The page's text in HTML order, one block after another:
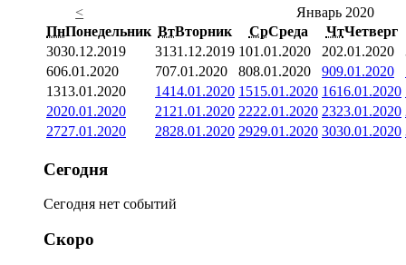
<
Январь 2020
ПнПонедельник ВтВторник СрСреда ЧтЧетверг
3030.12.2019 3131.12.2019 101.01.2020 202.01.2020
606.01.2020 707.01.2020 808.01.2020 909.01.2020
1313.01.2020 1414.01.2020 1515.01.2020 1616.01.2020
2020.01.2020 21 21.01.2020 2222.01.2020 2323.01.2020
2727.01.2020 2828.01.2020 2929.01.2020 3030.01.2020
Сегодня
Сегодня нет событий
Скоро